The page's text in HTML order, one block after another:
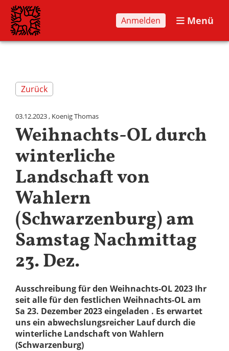
Anmelden Menü
Zurück
03.12.2023, Koenig Thomas
Weihnachts-OL durch
winterliche
Landschaft von
Wahlern
(Schwarzenburg) am
Samstag Nachmittag
23. Dez.
Ausschreibung für den Weihnachts-OL 2023 Ihr
seit alle für den festlichen Weihnachts-OL am
Sa 23. Dezember 2023 eingeladen . Es erwartet
uns ein abwechslungsreicher Lauf durch die
winterliche Landschaft von Wahlern
(Schwarzenburg)